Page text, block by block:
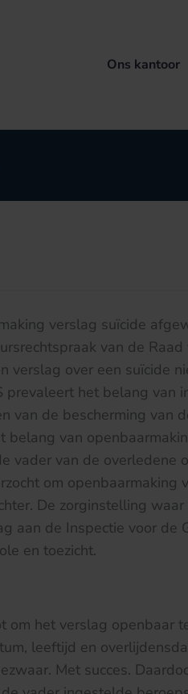
Ons kantoor
verslag suïcide
van de
verslag over een suïcide
prevaleert het belang van
van de bescherming van
belang van
vader van de
om openbaarmaking
De zorginstelling
aan de Inspectie voor de
en toezicht.
om het verslag openbaar
leeftijd en
Met succes.